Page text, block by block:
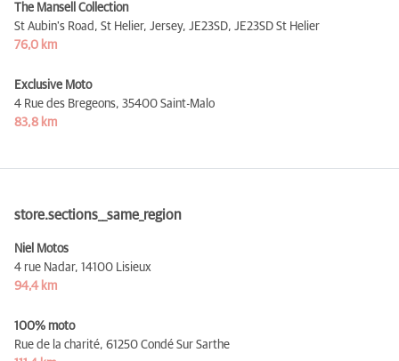
The Mansell Collection
St Aubin's Road, St Helier, Jersey, JE23SD, JE23SD St Helier
76,0 km
Exclusive Moto
4 Rue des Bregeons, 35400 Saint-Malo
83,8 km
store.sections__same_region
Niel Motos
4 rue Nadar, 14100 Lisieux
94,4 km
100% moto
Rue de la charité, 61250 Condé Sur Sarthe